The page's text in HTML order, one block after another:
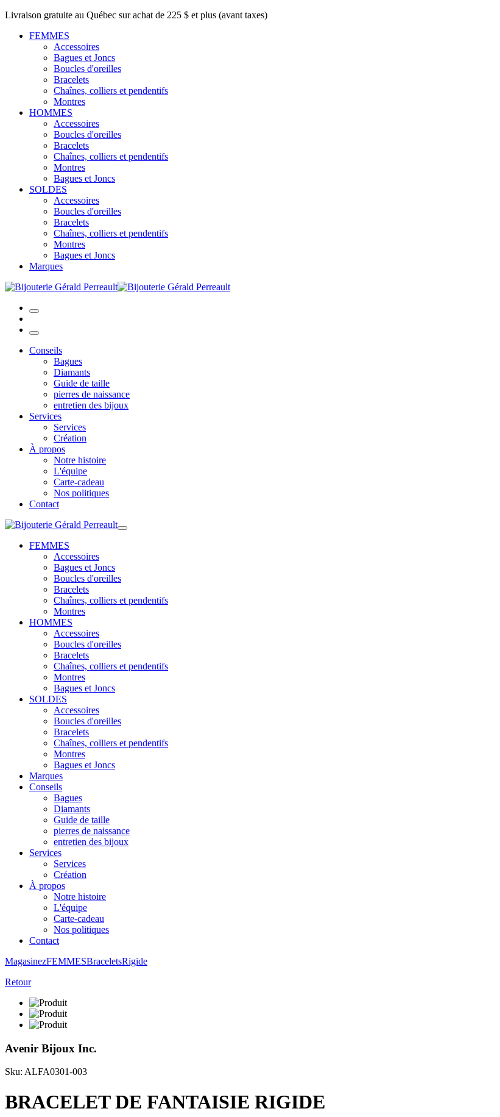
Livraison gratuite au Québec sur achat de 225 $ et plus (avant taxes)
FEMMES
Accessoires
Bagues et Joncs
Boucles d'oreilles
Bracelets
Chaînes, colliers et pendentifs
Montres
HOMMES
Accessoires
Boucles d'oreilles
Bracelets
Chaînes, colliers et pendentifs
Montres
Bagues et Joncs
SOLDES
Accessoires
Boucles d'oreilles
Bracelets
Chaînes, colliers et pendentifs
Montres
Bagues et Joncs
Marques
Conseils
Bagues
Diamants
Guide de taille
pierres de naissance
entretien des bijoux
Services
Services
Création
À propos
Notre histoire
L'équipe
Carte-cadeau
Nos politiques
Contact
FEMMES
Accessoires
Bagues et Joncs
Boucles d'oreilles
Bracelets
Chaînes, colliers et pendentifs
Montres
HOMMES
Accessoires
Boucles d'oreilles
Bracelets
Chaînes, colliers et pendentifs
Montres
Bagues et Joncs
SOLDES
Accessoires
Boucles d'oreilles
Bracelets
Chaînes, colliers et pendentifs
Montres
Bagues et Joncs
Marques
Conseils
Bagues
Diamants
Guide de taille
pierres de naissance
entretien des bijoux
Services
Services
Création
À propos
Notre histoire
L'équipe
Carte-cadeau
Nos politiques
Contact
MagasinezFEMMESBraceletsRigide
Retour
Avenir Bijoux Inc.
Sku: ALFA0301-003
BRACELET DE FANTAISIE RIGIDE